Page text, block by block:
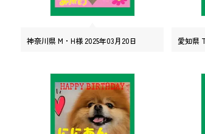
神奈川県 M・H様 2025年03月20日 愛知県